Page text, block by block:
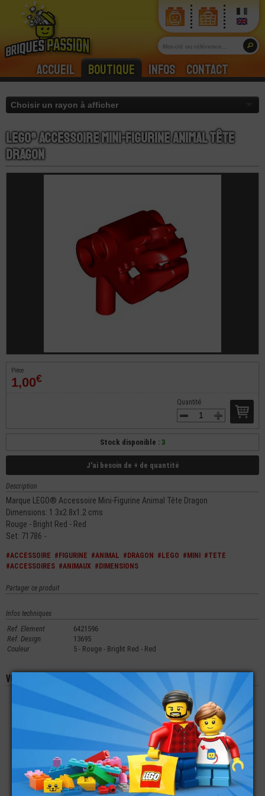
Accueil Boutique Infos Contact
LEGO® Accessoire Mini-Figurine Animal Tête
Dragon
Pièce
1,00€
Quantité
Stock disponible : 3
J'ai besoin de + de quantité
Description
Marque LEGO® Accessoire Mini-Figurine Animal Tête Dragon
Dimensions: 1.3x2.8x1.2 cms
Rouge - Bright Red - Red
Set: 71786 -
#ACCESSOIRE #FIGURINE #ANIMAL #DRAGON #LEGO #MINI
#TETE
#ACCESSOIRES #ANIMAUX #DIMENSIONS
Partager ce produit
Infos techniques
Ref. Element
6421596
Ref. Design
13695
Couleur
5 - Rouge - Bright Red - Red
Vous aimerez aussi les produits suivants
FIGURINE MAMAN -
AMOUR - COEUR -
ELÉPHANT
9,90€
LEGO® MINI-
FIGURINE - BÉBÉ
EMMAILLOTÉ
11,90€
LEGO® PLATE LISSE
2X2 IMPRIMÉE CODE
BARRE SUPER MARIO
1,99€